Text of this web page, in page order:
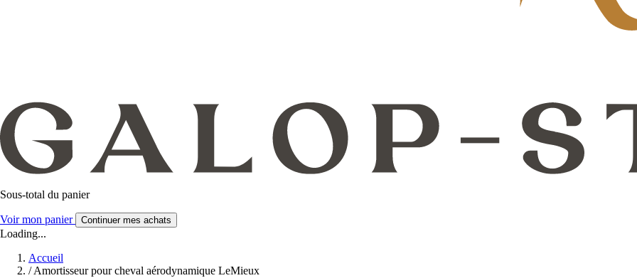
Sous-total du panier
Voir mon panier Continuer mes achats
Loading...
Accueil
/ Amortisseur pour cheval aérodynamique LeMieux